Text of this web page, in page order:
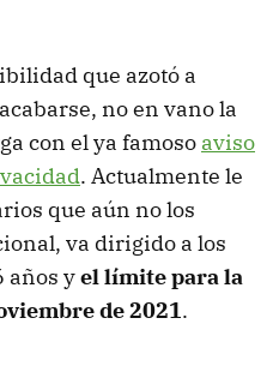
que azotó a
no en vano la
con el ya famoso aviso
. Actualmente le
que aún no los
va dirigido a los
años yel límite para la
de 2021.